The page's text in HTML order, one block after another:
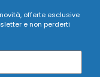
offerte esclusive
e non perderti